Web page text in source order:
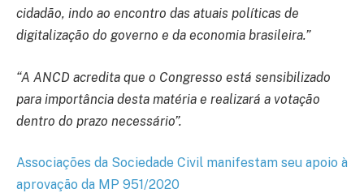
cidadão, indo ao encontro das atuais políticas de
digitalização do governo e da economia brasileira.”
“A ANCD acredita que o Congresso está sensibilizado
para importância desta matéria e realizará a votação
dentro do prazo necessário”.
Associações da Sociedade Civil manifestam seu apoio à
aprovação da MP 951/2020